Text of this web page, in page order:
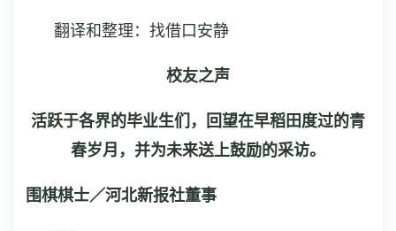
翻译和整理：找借口安静
校友之声
活跃于各界的毕业生们，回望在早稻田度过的青
春岁月，并为未来送上鼓励的采访。
围棋棋士／河北新报社董事